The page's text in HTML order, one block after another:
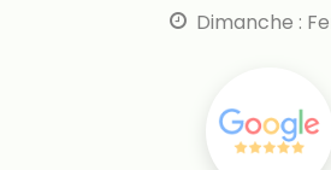
Dimanche :